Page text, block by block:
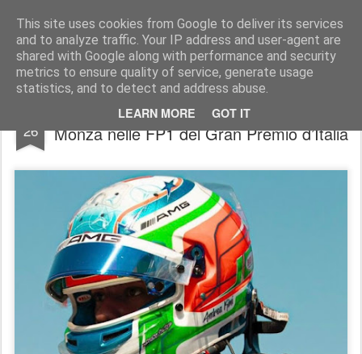
This site uses cookies from Google to deliver its services
and to analyze traffic. Your IP address and user-agent are
shared with Google along with performance and security
metrics to ensure quality of service, generate usage
statistics, and to detect and address abuse.
LEARN MORE GOT IT
AutoMotoCorse. Motorsport Random News 280912
26
Andrea Kimi Antonelli debutta in F.1 a
Monza nelle FP1 del Gran Premio d’Italia